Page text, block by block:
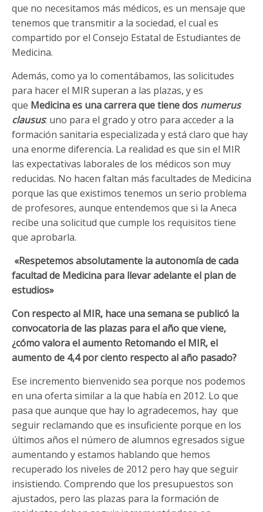
que no necesitamos más médicos, es un mensaje que
tenemos que transmitir a la sociedad, el cual es
compartido por el Consejo Estatal de Estudiantes de
Medicina.
Además, como ya lo comentábamos, las solicitudes
para hacer el MIR superan a las plazas, y es
que Medicina es una carrera que tiene dos numerus
clausus: uno para el grado y otro para acceder a la
formación sanitaria especializada y está claro que hay
una enorme diferencia. La realidad es que sin el MIR
las expectativas laborales de los médicos son muy
reducidas. No hacen faltan más facultades de Medicina
porque las que existimos tenemos un serio problema
de profesores, aunque entendemos que si la Aneca
recibe una solicitud que cumple los requisitos tiene
que aprobarla.
«Respetemos absolutamente la autonomía de cada
facultad de Medicina para llevar adelante el plan de
estudios»
Con respecto al MIR, hace una semana se publicó la
convocatoria de las plazas para el año que viene,
¿cómo valora el aumento Retomando el MIR, el
aumento de 4,4 por ciento respecto al año pasado?
Ese incremento bienvenido sea porque nos podemos
en una oferta similar a la que había en 2012. Lo que
pasa que aunque que hay lo agradecemos, hay que
seguir reclamando que es insuficiente porque en los
últimos años el número de alumnos egresados sigue
aumentando y estamos hablando que hemos
recuperado los niveles de 2012 pero hay que seguir
insistiendo. Comprendo que los presupuestos son
ajustados, pero las plazas para la formación de